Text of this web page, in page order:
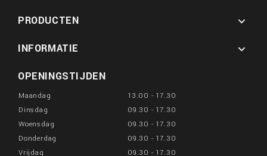
PRODUCTEN

INFORMATIE

OPENINGSTIJDEN
Maandag
13.00 - 17.30
Dinsdag
09.30 - 17.30
Woensdag
09.30 - 17.30
Donderdag
09.30 - 17.30
Vrijdag
09.30 - 17.30